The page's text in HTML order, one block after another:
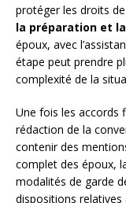
protéger les droits
la préparation et
époux, avec
étape peut prendre
complexité de la
Une fois les accords
rédaction de la
contenir des
complet des époux,
modalités de garde
dispositions